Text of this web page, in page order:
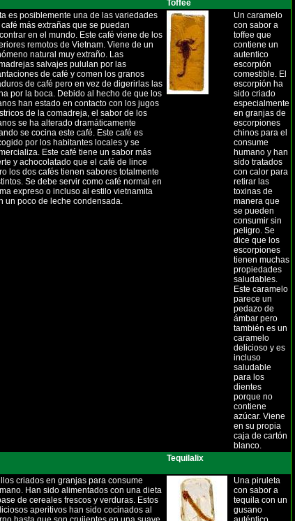
Toffee
es posiblemente una de las variedades
más extrañas que se puedan
en el mundo. Este café viene de los
remotos de Vietnam. Viene de un
natural muy extraño. Las
salvajes pululan por las
de café y comen los granos
de café pero en vez de digerirlas las
por la boca. Debido al hecho de que los
han estado en contacto con los jugos
de la comadreja, el sabor de los
se ha alterado dramáticamente
se cocina este café. Este café es
por los habitantes locales y se
Este café tiene un sabor más
y achocolatado que el café de lince
los dos cafés tienen sabores totalmente
Se debe servir como café normal en
expreso o incluso al estilo vietnamita
un poco de leche condensada.
Un caramelo
con sabor a
toffee que
contiene un
autentico
escorpión
comestible. El
escorpión ha
sido criado
especialmente
en granjas de
escorpiones
chinos para el
consume
humano y han
sido tratados
con calor para
retirar las
toxinas de
manera que
se pueden
consumir sin
peligro. Se
dice que los
escorpiones
tienen muchas
propiedades
saludables.
Este caramelo
parece un
pedazo de
ámbar pero
también es un
caramelo
delicioso y es
incluso
saludable
para los
dientes
porque no
contiene
azúcar. Viene
en su propia
caja de cartón
blanco.
Tequilalix
criados en granjas para consume
Han sido alimentados con una dieta
de cereales frescos y verduras. Estos
aperitivos han sido cocinados al
Una piruleta
con sabor a
tequila con un
gusano